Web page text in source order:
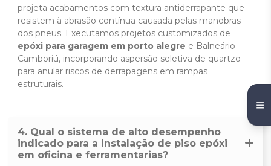
projeta acabamentos com textura antiderrapante que
resistem à abrasão contínua causada pelas manobras
dos pneus. Executamos projetos customizados de
epóxi para garagem em porto alegre e Balneário
Camboriú, incorporando aspersão seletiva de quartzo
para anular riscos de derrapagens em rampas
estruturais.
4. Qual o sistema de alto desempenho
indicado para a instalação de piso epóxi
em oficina e ferramentarias?